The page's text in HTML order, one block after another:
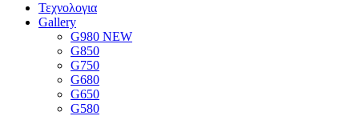
Τεχνολογια
Gallery
G980 NEW
G850
G750
G680
G650
G580